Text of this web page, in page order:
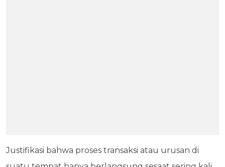
Justifikasi bahwa proses transaksi atau urusan di